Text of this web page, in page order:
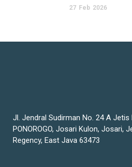
27 Feb 2026
Jl. Jendral Sudirman No. 24 A
PONOROGO, Josari Kulon, Josari,
Regency, East Java 63473